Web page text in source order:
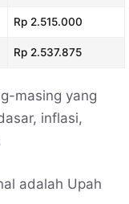
Rp 2.515.000
Rp 2.537.875
masing yang
inflasi,
adalah Upah